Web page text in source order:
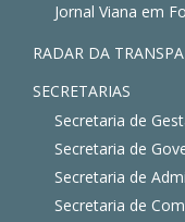
Jornal Viana em
RADAR DA
SECRETARIAS
Secretaria de
Secretaria de
Secretaria de
Secretaria de